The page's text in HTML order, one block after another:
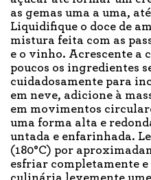
as gemas uma a uma,
Liquidifique o doce de
mistura feita com as
e o vinho. Acrescente a
poucos os ingredientes
cuidadosamente para
em neve, adicione à
em movimentos
uma forma alta e
untada e enfarinhada.
(180°C) por
esfriar completamente